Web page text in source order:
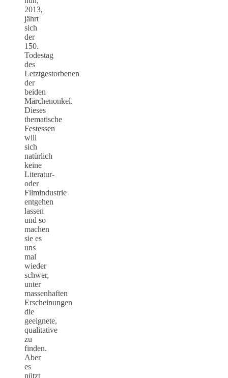
2013,
jährt
sich
der
150.
Todestag
des
Letztgestorbenen
der
beiden
Märchenonkel.
Dieses
thematische
Festessen
will
sich
natürlich
keine
Literatur-
oder
Filmindustrie
entgehen
lassen
und so
machen
sie es
uns
mal
wieder
schwer,
unter
massenhaften
Erscheinungen
die
geeignete,
qualitative
zu
finden.
Aber
es
nützt